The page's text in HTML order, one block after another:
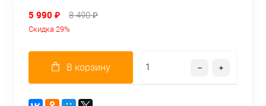
5 990 ₽ 8 490 ₽
Скидка 29%
В корзину